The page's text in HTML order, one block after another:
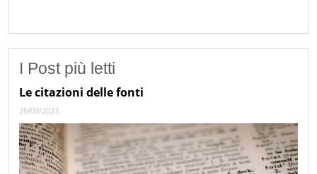
I Post più letti
Le citazioni delle fonti
26/09/2023